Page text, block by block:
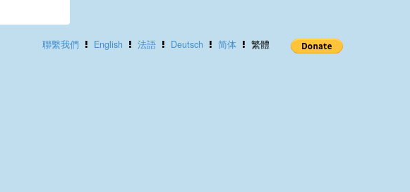
聯繫我們 English 法語 Deutsch 简体 繁體